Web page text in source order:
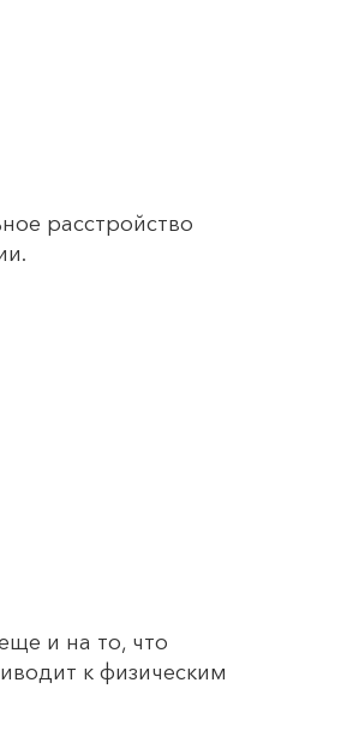
расстройство
и на то, что
к физическим